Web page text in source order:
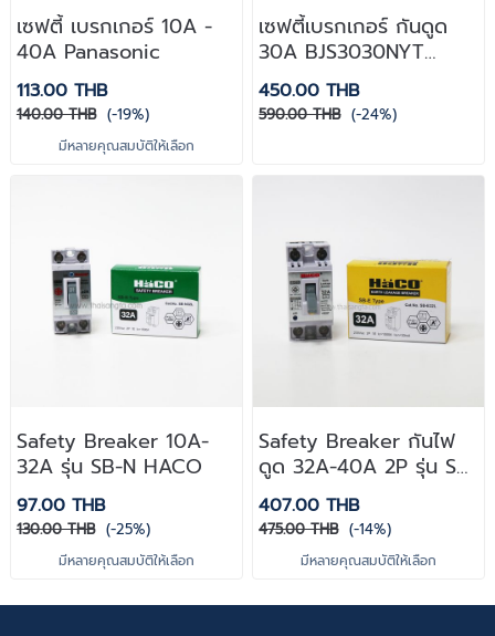
เซฟตี้ เบรกเกอร์ 10A -
40A Panasonic
113.00 THB
140.00 THB (-19%)
มีหลายคุณสมบัติให้เลือก
เซฟตี้เบรกเกอร์ กันดูด
30A BJS3030NYT
Panasonic
450.00 THB
590.00 THB (-24%)
Safety Breaker 10A-
32A รุ่น SB-N HACO
97.00 THB
130.00 THB (-25%)
มีหลายคุณสมบัติให้เลือก
Safety Breaker กันไฟ
ดูด 32A-40A 2P รุ่น SB-
E Haco
407.00 THB
475.00 THB (-14%)
มีหลายคุณสมบัติให้เลือก